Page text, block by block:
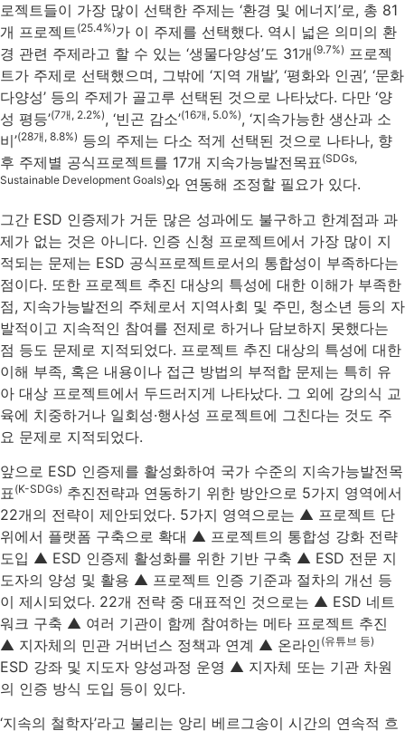
로젝트들이 가장 많이 선택한 주제는 ‘환경 및 에너지’로, 총 81
개 프로젝트(25.4%)가 이 주제를 선택했다. 역시 넓은 의미의 환
경 관련 주제라고 할 수 있는 ‘생물다양성’도 31개 (9.7%) 프로젝
트가 주제로 선택했으며, 그밖에 ‘지역 개발’, ‘평화와 인권’, ‘문화
다양성’ 등의 주제가 골고루 선택된 것으로 나타났다. 다만 ‘양
성 평등’(7개, 2.2%), ‘빈곤 감소’(16개, 5.0%), ‘지속가능한 생산과 소
비’(28개, 8.8%) 등의 주제는 다소 적게 선택된 것으로 나타나, 향
후 주제별 공식프로젝트를 17개 지속가능발전목표(SDGs,
Sustainable Development Goals)와 연동해 조정할 필요가 있다.
그간 ESD 인증제가 거둔 많은 성과에도 불구하고 한계점과 과
제가 없는 것은 아니다. 인증 신청 프로젝트에서 가장 많이 지
적되는 문제는 ESD 공식프로젝트로서의 통합성이 부족하다는
점이다. 또한 프로젝트 추진 대상의 특성에 대한 이해가 부족한
점, 지속가능발전의 주체로서 지역사회 및 주민, 청소년 등의 자
발적이고 지속적인 참여를 전제로 하거나 담보하지 못했다는
점 등도 문제로 지적되었다. 프로젝트 추진 대상의 특성에 대한
이해 부족, 혹은 내용이나 접근 방법의 부적합 문제는 특히 유
아 대상 프로젝트에서 두드러지게 나타났다. 그 외에 강의식 교
육에 치중하거나 일회성·행사성 프로젝트에 그친다는 것도 주
요 문제로 지적되었다.
앞으로 ESD 인증제를 활성화하여 국가 수준의 지속가능발전목
표 (K-SDGs) 추진전략과 연동하기 위한 방안으로 5가지 영역에서
22개의 전략이 제안되었다. 5가지 영역으로는 ▲ 프로젝트 단
위에서 플랫폼 구축으로 확대 ▲ 프로젝트의 통합성 강화 전략
도입 ▲ ESD 인증제 활성화를 위한 기반 구축 ▲ ESD 전문 지
도자의 양성 및 활용 ▲ 프로젝트 인증 기준과 절차의 개선 등
이 제시되었다. 22개 전략 중 대표적인 것으로는 ▲ ESD 네트
워크 구축 ▲ 여러 기관이 함께 참여하는 메타 프로젝트 추진
▲ 지자체의 민관 거버넌스 정책과 연계 ▲ 온라인 (유튜브 등)
ESD 강좌 및 지도자 양성과정 운영 ▲ 지자체 또는 기관 차원
의 인증 방식 도입 등이 있다.
‘지속의 철학자’라고 불리는 앙리 베르그송이 시간의 연속적 흐